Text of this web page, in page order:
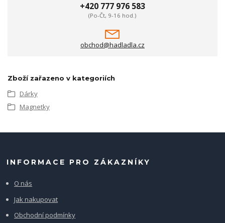
+420 777 976 583
(Po-Čt, 9-16 hod.)
obchod@hadladla.cz
Zboží zařazeno v kategoriích
Dárky
Magnetky
INFORMACE PRO ZÁKAZNÍKY
O nás
Jak nakupovat
Obchodní podmínky